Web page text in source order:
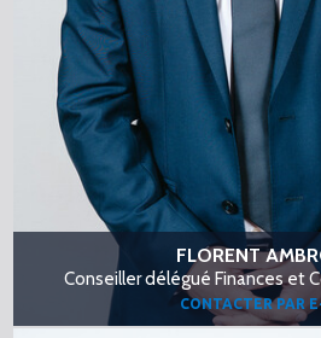
FLORENT
Conseiller délégué Finances et
CONTACTER PAR